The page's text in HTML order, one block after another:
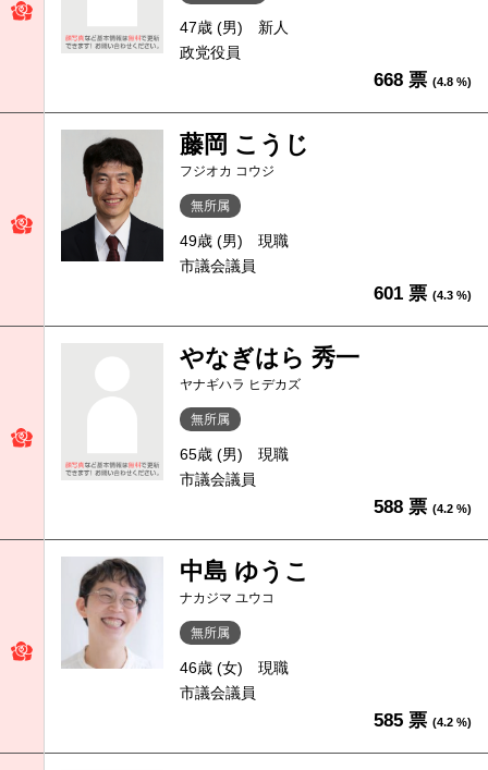
47歳 (男)
新人
政党役員
668 票 (4.8 %)
藤岡 こうじ
フジオカ コウジ
無所属
49歳 (男)
現職
市議会議員
601 票 (4.3 %)
やなぎはら 秀一
ヤナギハラ ヒデカズ
無所属
65歳 (男)
現職
市議会議員
588 票 (4.2 %)
中島 ゆうこ
ナカジマ ユウコ
無所属
46歳 (女)
現職
市議会議員
585 票 (4.2 %)